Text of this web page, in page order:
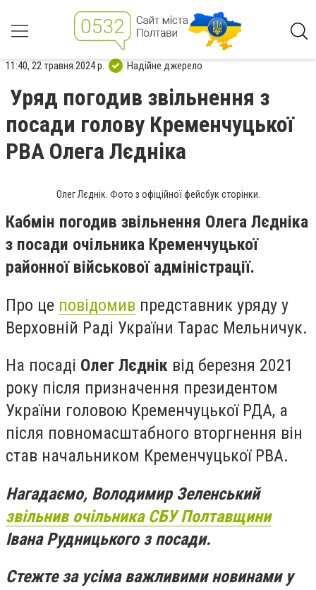
11:40, 22 травня 2024 р. Надійне джерело
Уряд погодив звільнення з
посади голову Кременчуцької
РВА Олега Лєдніка
Олег Лєднік. Фото з офіційної фейсбук сторінки.
Кабмін погодив звільнення Олега Лєдніка
з посади очільника Кременчуцької
районної військової адміністрації.
Про це повідомив представник уряду у
Верховній Раді України Тарас Мельничук.
На посаді Олег Лєднік від березня 2021
року після призначення президентом
України головою Кременчуцької РДА, а
після повномасштабного вторгнення він
став начальником Кременчуцької РВА.
Нагадаємо, Володимир Зеленський
звільнив очільника СБУ Полтавщини
Івана Рудницького з посади.
Стежте за усіма важливими новинами у